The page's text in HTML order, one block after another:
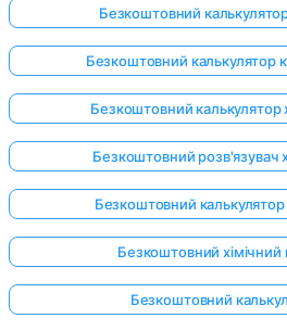
Безкоштовний
Безкоштовний калькулятор
Безкоштовний калькулятор
Безкоштовний розв'язувач
Безкоштовний калькулятор
Безкоштовний хімічний
Безкоштовний